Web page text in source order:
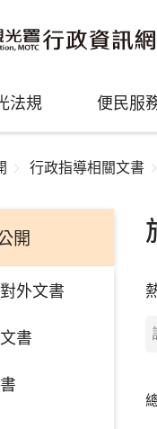
法規 便民服
行政指導相關文書
開
外文書
書